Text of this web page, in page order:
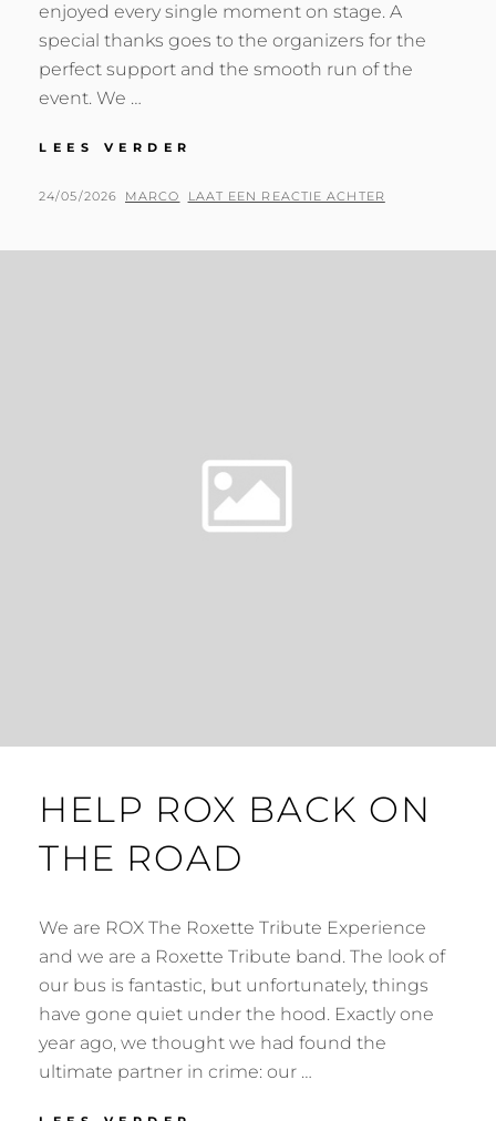
enjoyed every single moment on stage. ​A
special thanks goes to the organizers for the
perfect support and the smooth run of the
event. We …
LEES VERDER
IS
GEPLAATST
24/05/2026 BY
MARCO LAAT EEN REACTIE ACHTER
HELP ROX BACK ON
THE ROAD
We are ROX The Roxette Tribute Experience
and we are a Roxette Tribute band. The look of
our bus is fantastic, but unfortunately, things
have gone quiet under the hood. Exactly one
year ago, we thought we had found the
ultimate partner in crime: our …